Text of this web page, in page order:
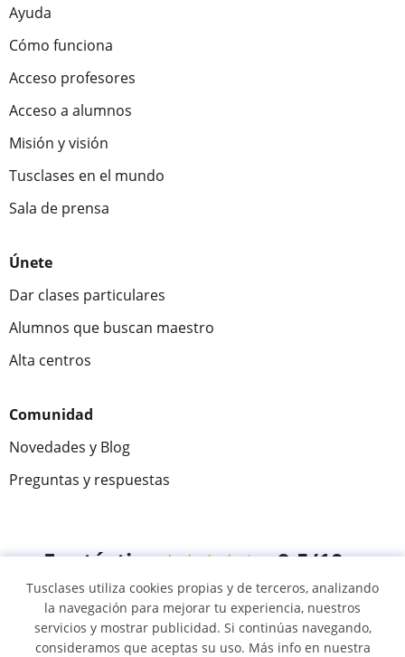
Ayuda
Cómo funciona
Acceso profesores
Acceso a alumnos
Misión y visión
Tusclases en el mundo
Sala de prensa
Únete
Dar clases particulares
Alumnos que buscan maestro
Alta centros
Comunidad
Novedades y Blog
Preguntas y respuestas
Fantástica★★★★★ 9,5/10
305915 opiniones de alumnos
Tusclases utiliza cookies propias y de terceros, analizando
la navegación para mejorar tu experiencia, nuestros
servicios y mostrar publicidad. Si continúas navegando,
consideramos que aceptas su uso. Más info en nuestra